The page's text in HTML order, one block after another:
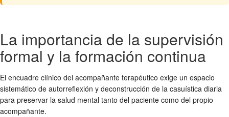
La importancia de la supervisión
formal y la formación continua
El encuadre clínico del acompañante terapéutico exige un espacio
sistemático de autorreflexión y deconstrucción de la casuística diaria
para preservar la salud mental tanto del paciente como del propio
acompañante.